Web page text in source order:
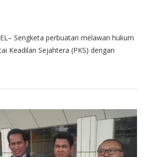
Sengketa perbuatan melawan hukum
Keadilan Sejahtera (PKS) dengan